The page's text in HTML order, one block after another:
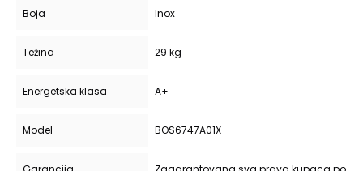
Boja Inox
Težina 29 kg
Energetska klasa A+
Model BOS6747A01X